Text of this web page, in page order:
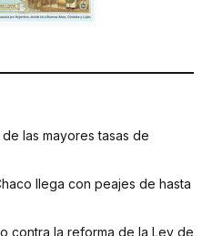
las mayores tasas de
llega con peajes de hasta
contra la reforma de la Ley de